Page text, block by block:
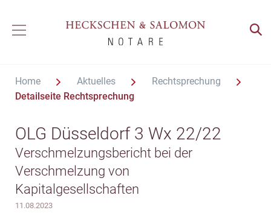
Home Aktuelles
Rechtsprechung
Detailseite Rechtsprechung
OLG Düsseldorf 3 Wx 22/22
Verschmelzungsbericht bei der
Verschmelzung von
Kapitalgesellschaften
11.08.2023